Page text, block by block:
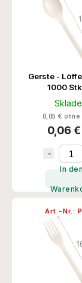
Gerste -
1000
0,05 € ohne
0,06 €
In
Art.-Nr.: